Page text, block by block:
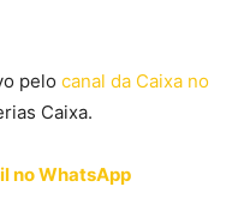
pelo canal da Caixa no
Caixa.
no WhatsApp